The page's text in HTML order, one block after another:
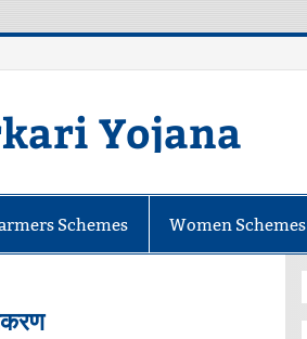
Yojana
Schemes Women Schemes